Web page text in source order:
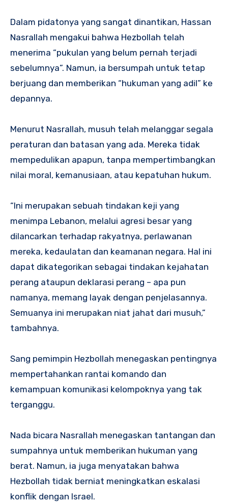
Dalam pidatonya yang sangat dinantikan, Hassan
Nasrallah mengakui bahwa Hezbollah telah
menerima “pukulan yang belum pernah terjadi
sebelumnya”. Namun, ia bersumpah untuk tetap
berjuang dan memberikan “hukuman yang adil” ke
depannya.
Menurut Nasrallah, musuh telah melanggar segala
peraturan dan batasan yang ada. Mereka tidak
mempedulikan apapun, tanpa mempertimbangkan
nilai moral, kemanusiaan, atau kepatuhan hukum.
“Ini merupakan sebuah tindakan keji yang
menimpa Lebanon, melalui agresi besar yang
dilancarkan terhadap rakyatnya, perlawanan
mereka, kedaulatan dan keamanan negara. Hal ini
dapat dikategorikan sebagai tindakan kejahatan
perang ataupun deklarasi perang – apa pun
namanya, memang layak dengan penjelasannya.
Semuanya ini merupakan niat jahat dari musuh,”
tambahnya.
Sang pemimpin Hezbollah menegaskan pentingnya
mempertahankan rantai komando dan
kemampuan komunikasi kelompoknya yang tak
terganggu.
Nada bicara Nasrallah menegaskan tantangan dan
sumpahnya untuk memberikan hukuman yang
berat. Namun, ia juga menyatakan bahwa
Hezbollah tidak berniat meningkatkan eskalasi
konflik dengan Israel.